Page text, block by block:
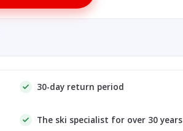
30-day return period
The ski specialist for over 30 years